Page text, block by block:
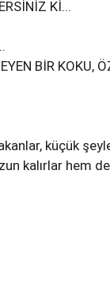
Kİ...
BİR KOKU,
küçük
kalırlar hem